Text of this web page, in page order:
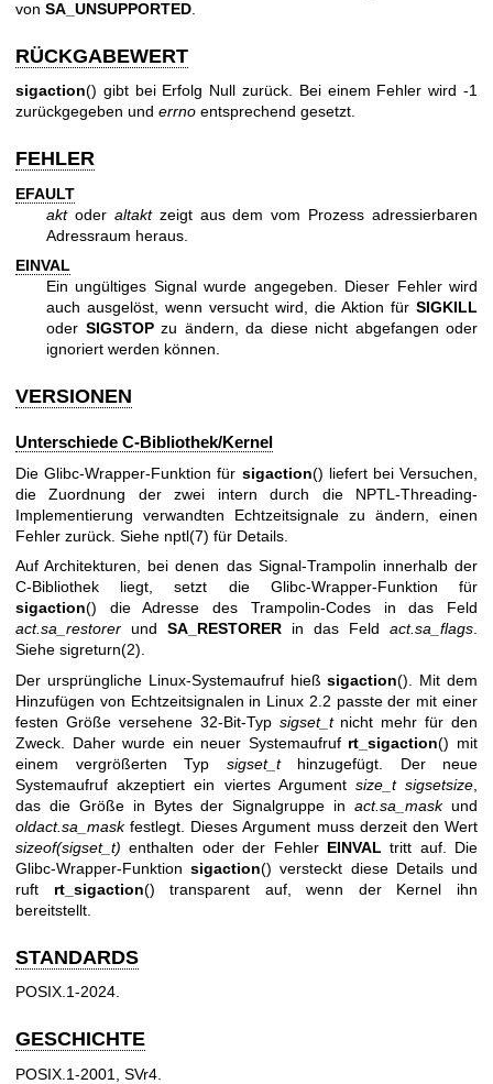
von SA_UNSUPPORTED
RÜCKGABEWERT
sigaction() gibt bei Erfolg Null zurück. Bei einem Fehler wird -1
zurückgegeben und errno entsprechend gesetzt.
FEHLER
EFAULT
aktoder altaktzeigt aus dem vom Prozess adressierbaren
Adressraum heraus.
EINVAL
Ein ungültiges Signal wurde angegeben. Dieser Fehler wird
auch ausgelöst, wenn versucht wird, die Aktion für SIGKILL
oder SIGSTOPzu ändern, da diese nicht abgefangen oder
ignoriert werden können.
VERSIONEN
Unterschiede C-Bibliothek/Kernel
Die Glibc-Wrapper-Funktion für sigaction() liefert bei Versuchen,
die Zuordnung der zwei intern durch die NPTL-Threading-
Implementierung verwandten Echtzeitsignale zu ändern, einen
Fehler zurück. Siehe nptl(7) für Details.
Auf Architekturen, bei denen das Signal-Trampolin innerhalb der
C-Bibliothek liegt, setzt die Glibc-Wrapper-Funktion für
sigaction() die Adresse des Trampolin-Codes in das Feld
act.sa_restorer und SA_RESTORER in das Feld act.sa_flags
Siehe sigreturn(2)
Der ursprüngliche Linux-Systemaufruf hießsigaction(). Mit dem
Hinzufügen von Echtzeitsignalen in Linux 2.2 passte der mit einer
festen Größe versehene 32-Bit-Typ sigset_tnicht mehr für den
Zweck. Daher wurde ein neuer Systemaufruf rt_sigaction() mit
einem vergrößerten Typ sigset_thinzugefügt. Der neue
Systemaufruf akzeptiert ein viertes Argument size_t sigsetsize
das die Größe in Bytes der Signalgruppe inact.sa_maskund
oldact.sa_maskfestlegt. Dieses Argument muss derzeit den Wert
sizeof(sigset_t) enthalten oder der Fehler EINVAL tritt auf. Die
Glibc-Wrapper-Funktionsigaction() versteckt diese Details und
ruft rt_sigaction() transparent auf, wenn der Kernel ihn
bereitstellt.
STANDARDS
POSIX.1-2024.
GESCHICHTE
POSIX.1-2001, SVr4.